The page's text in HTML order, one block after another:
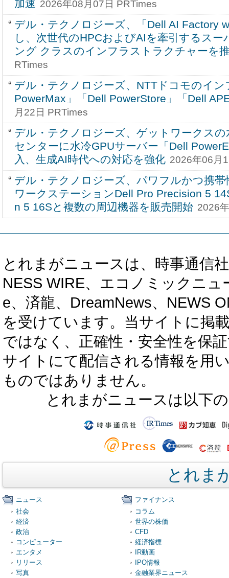
加速 2026年08月07日 PRTimes
デル・テクノロジーズ、「Dell AI Factory
し、次世代のHPCおよびAIを牽引するス
ング クラスのインフラストラクチャーを
RTimes
デル・テクノロジーズ、NTTドコモのイン
PowerMax」「Dell PowerStore」「Dell
月22日 PRTimes
デル・テクノロジーズ、ゲットワークス
センターに水冷GPUサーバー「Dell
入、生成AI時代への対応を強化 2026年06月
デル・テクノロジーズ、パワフルかつ携
ワークステーションDell Pro Precision 5
n 5 16Sと複数の周辺機器を販売開始 2026
とれまがニュースは、時事通信
NESS WIRE、エコノミックニ
e、済龍、DreamNews、NEWS
を受けています。当サイトに掲
ではなく、正確性・安全性を保
サイトにて配信される情報を用
ものではありません。
とれまがニュースは以下
とれま
ニュース
社会
経済
政治
コンピューター
エンタメ
リリース
写真
ファイナンス
コラム
世界の株価
CFD
経済指標
IR動画
IPO情報
金融業界ニュース